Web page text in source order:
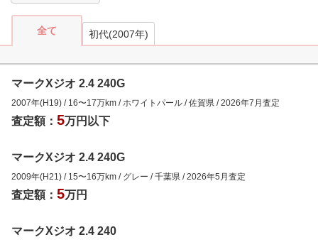
全て 初代(2007年)
マークXジオ 2.4 240G
2007年(H19) / 16〜17万km / ホワイトパール /佐賀県 /2026年7月査定
査定額： 5万円以下
マークXジオ 2.4 240G
2009年(H21) / 15〜16万km / グレー /千葉県 /2026年5月査定
査定額： 5万円
マークXジオ 2.4 240